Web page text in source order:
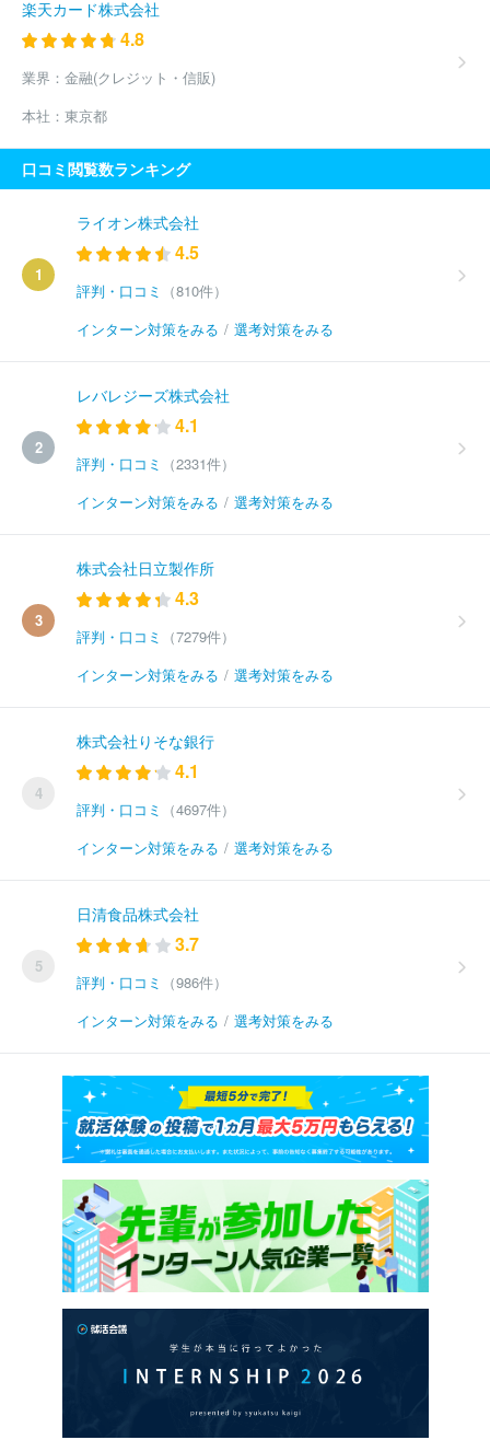
楽天カード株式会社
4.8
業界： 金融(クレジット・信販)
本社： 東京都
口コミ閲覧数ランキング
1
ライオン株式会社
4.5
評判・口コミ
（810件）
インターン対策をみる / 選考対策をみる
2
レバレジーズ株式会社
4.1
評判・口コミ
（2331件）
インターン対策をみる / 選考対策をみる
3
株式会社日立製作所
4.3
評判・口コミ
（7279件）
インターン対策をみる / 選考対策をみる
4
株式会社りそな銀行
4.1
評判・口コミ
（4697件）
インターン対策をみる / 選考対策をみる
5
日清食品株式会社
3.7
評判・口コミ
（986件）
インターン対策をみる / 選考対策をみる